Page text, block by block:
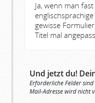
Ja, wenn man
gewisse
Titel mal
Und jetzt du!
Erforderliche Felder sind
Mail-Adresse wird nicht